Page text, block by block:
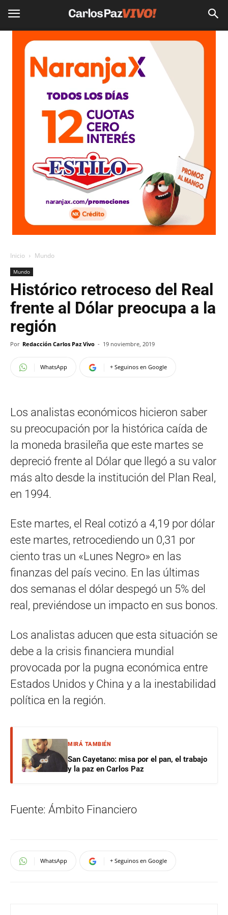
Inicio Mundo
Mundo
Histórico retroceso del Real
frente al Dólar preocupa a la
región
Por Redacción Carlos Paz Vivo - 19 noviembre, 2019
WhatsApp + Seguinos en Google
Los analistas económicos hicieron saber
su preocupación por la histórica caída de
la moneda brasileña que este martes se
depreció frente al Dólar que llegó a su valor
más alto desde la institución del Plan Real,
en 1994.
Este martes, el Real cotizó a 4,19 por dólar
este martes, retrocediendo un 0,31 por
ciento tras un «Lunes Negro» en las
finanzas del país vecino. En las últimas
dos semanas el dólar despegó un 5% del
real, previéndose un impacto en sus bonos.
Los analistas aducen que esta situación se
debe a la crisis financiera mundial
provocada por la pugna económica entre
Estados Unidos y China y a la inestabilidad
política en la región.
MIRÁ TAMBIÉN
San Cayetano: misa por el pan, el trabajo
y la paz en Carlos Paz
Fuente: Ámbito Financiero
WhatsApp + Seguinos en Google